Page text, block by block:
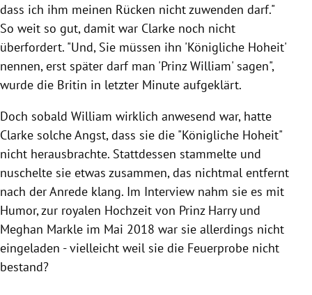
dass ich ihm meinen Rücken nicht zuwenden darf."
So weit so gut, damit war Clarke noch nicht
überfordert. "Und, Sie müssen ihn 'Königliche Hoheit'
nennen, erst später darf man 'Prinz William' sagen",
wurde die Britin in letzter Minute aufgeklärt.
Doch sobald William wirklich anwesend war, hatte
Clarke solche Angst, dass sie die "Königliche Hoheit"
nicht herausbrachte. Stattdessen stammelte und
nuschelte sie etwas zusammen, das nichtmal entfernt
nach der Anrede klang. Im Interview nahm sie es mit
Humor, zur royalen Hochzeit von Prinz Harryund
Meghan Markle im Mai 2018 war sie allerdings nicht
eingeladen - vielleicht weil sie die Feuerprobe nicht
bestand?